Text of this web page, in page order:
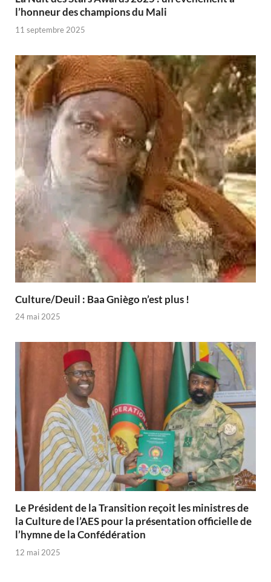
l’honneur des champions du Mali
11 septembre 2025
Culture/Deuil : Baa Gniègo n’est plus !
24 mai 2025
Le Président de la Transition reçoit les ministres de
la Culture de l’AES pour la présentation officielle de
l’hymne de la Confédération
12 mai 2025